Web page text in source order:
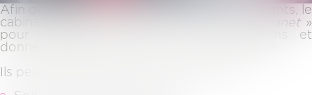
Afin de toujours mieux tenir informés ses clients, le
cabinet pivoine dispose d’un espace «
extranet »
pour partager avec eux les informations et
données qui les concernent en toute sécurité.
Ils peuvent accéder à leur espace client :